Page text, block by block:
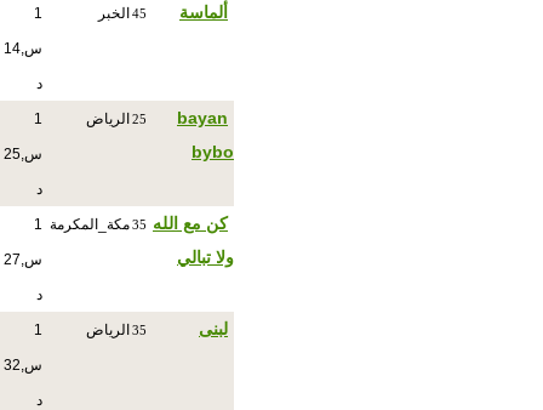
ألماسة 45 الخبر 1
س,14
د
bayan
bybo
25 الرياض 1
س,25
د
كن مع الله
ولا تبالي
35مكة_المكرمة 1
س,27
د
لبنى 35 الرياض 1
س,32
د